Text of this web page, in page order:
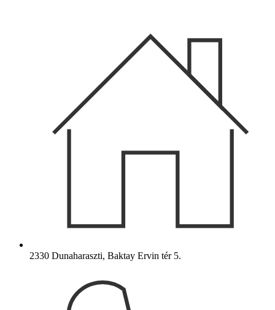
2330 Dunaharaszti, Baktay Ervin tér 5.